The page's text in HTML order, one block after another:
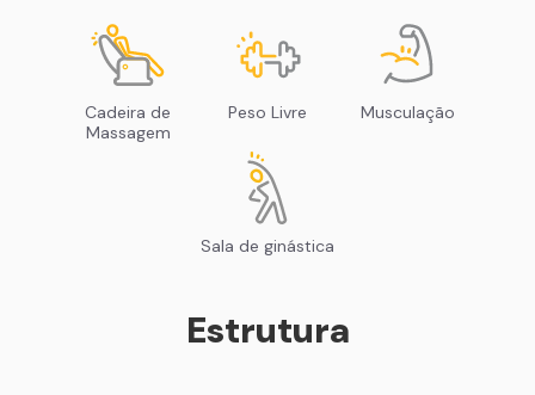
Cadeira de
Massagem
Peso Livre Musculação
Sala de ginástica
Estrutura